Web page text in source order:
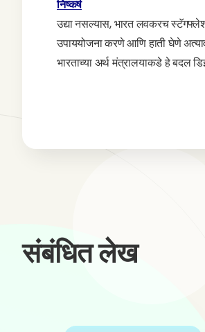
निष्कर्ष
उद्या नसल्यास, भारत लवकरच
उपाययोजना करणे आणि हाती घेणे
भारताच्या अर्थ मंत्रालयाकडे हे बदल
संबंधित लेख